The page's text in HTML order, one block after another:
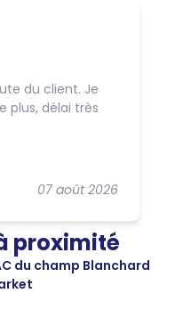
07 août 2026
du client. Je
plus, délai très
proximité
du champ Blanchard